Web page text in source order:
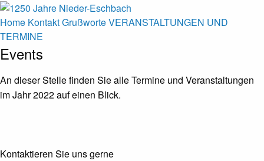
Home KontaktGrußworteVERANSTALTUNGEN UND
TERMINE
Events
An dieser Stelle finden Sie alle Termine und Veranstaltungen
im Jahr 2022 auf einen Blick.
Kontaktieren Sie uns gerne